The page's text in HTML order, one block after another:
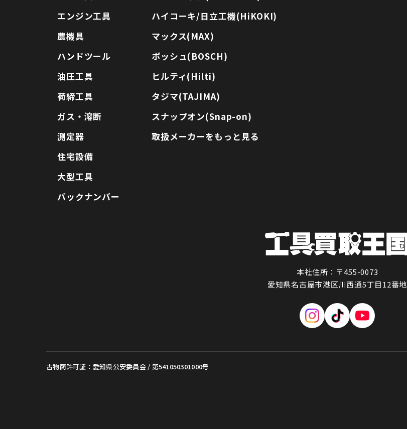
エンジン工具
農機具
ハンドツール
油圧工具
荷締工具
ガス・溶断
測定器
住宅設備
大型工具
バックナンバー
ハイコーキ/日立工機(HiKOKI)
マックス(MAX)
ボッシュ(BOSCH)
ヒルティ(Hilti)
タジマ(TAJIMA)
スナップオン(Snap-on)
取扱メーカーをもっと見る
本社住所：〒455-0073
愛知県名古屋市港区川西通5丁目12番地
古物商許可証：愛知県公安委員会 / 第541050301000号